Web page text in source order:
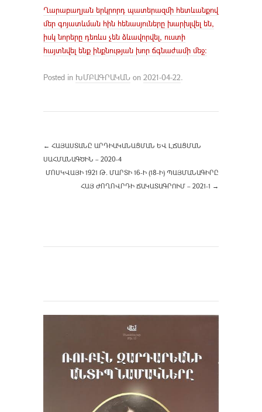
Ղարաբաղյան երկրորդ պատերազմի հետևանքով
մեր գոյատևման հին հենասյուները խարխլվել են,
իսկ նորերը դեռևս չեն ձևավորվել, ուստի
հայտնվել ենք ինքնության խոր ճգնաժամի մեջ։
Posted in ԽՄԲԱԳՐԱԿԱՆ on 2021-04-22.
← ՀԱՅԱՍՏԱՆԸ ԱՐԴԻԱԿԱՆԱՑՄԱՆ ԵՎ ԼՃԱՑՄԱՆ
ՍԱՀՄԱՆԱԳԾԻՆ – 2020-4
ՄՈՍԿՎԱՅԻ 1921 Թ. ՄԱՐՏԻ 16-Ի (18-Ի) ՊԱՅՄԱՆԱԳԻՐԸ
ՀԱՅ ԺՈՂՈՎՐԴԻ ՃԱԿԱՏԱԳՐՈՒՄ – 2021-1 →